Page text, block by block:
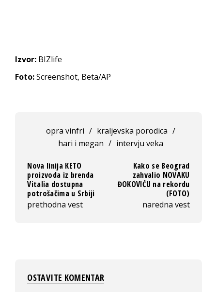
Izvor: BIZlife
Foto:Screenshot, Beta/AP
opra vinfri / kraljevska porodica /
hari i megan / intervju veka
Nova linija KETO
proizvoda iz brenda
Vitalia dostupna
potrošačima u Srbiji
prethodna vest
Kako se Beograd
zahvalio NOVAKU
ĐOKOVIĆU na rekordu
(FOTO)
naredna vest
OSTAVITE KOMENTAR